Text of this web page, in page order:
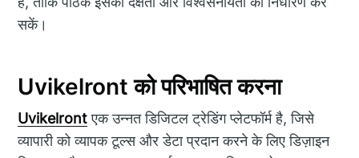
सकें।
Uvikelront को परिभाषित करना
Uvikelrontएक उन्नत डिजिटल ट्रेडिंग प्लेटफॉर्म है, जिसे
व्यापारी को व्यापक टूल्स और डेटा प्रदान करने के लिए डिज़ाइन